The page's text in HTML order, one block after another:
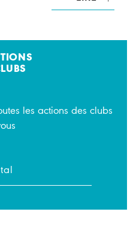
les actions des clubs